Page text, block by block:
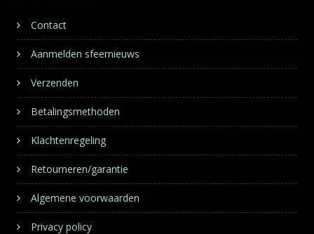
Contact
Aanmelden sfeernieuws
Verzenden
Betalingsmethoden
Klachtenregeling
Retourneren/garantie
Algemene voorwaarden
Privacy policy